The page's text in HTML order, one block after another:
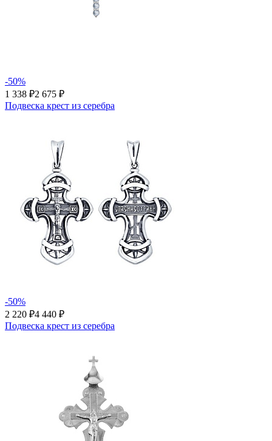
-50%
1 338 ₽2 675 ₽
Подвеска крест из серебра
-50%
2 220 ₽4 440 ₽
Подвеска крест из серебра